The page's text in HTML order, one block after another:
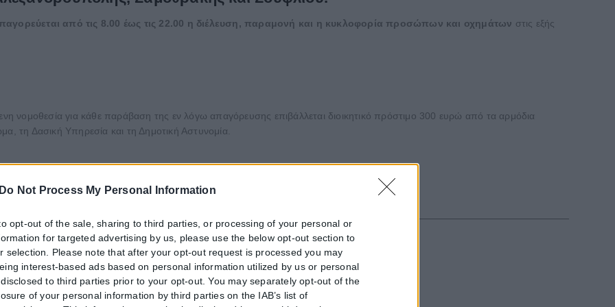
Do Not Process My Personal Information
opt-out of the sale, sharing to third parties, or processing of your personal or
for targeted advertising by us, please use the below opt-out section to
selection. Please note that after your opt-out request is processed you may
interest-based ads based on personal information utilized by us or personal
to third parties prior to your opt-out. You may separately opt-out of the
of your personal information by third parties on the IAB’s list of
από τις 8.00 έως τις 22.00 η διέλευση, παραμονή και η κυκλοφορία προσώπων και οχημάτων στις εξής
νομοθεσία για κάθε παράβαση της εν λόγω απαγόρευσης επιβάλλεται διοικητικό πρόστιμο 300 ευρώ από τα αρμόδια
τη Δασική Υπηρεσία και τη Δημοτική Αστυνομία.
ή διαβατήριο τα ταξίδια στο εξωτερικό